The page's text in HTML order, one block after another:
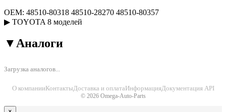
OEM: 48510-80318 48510-28270 48510-80357
▶ TOYOTA 8 моделей
▼ Аналоги
Загрузка аналогов...
О компанииКонтактыДоставка и оплатаИнформацияДокументация API
© 2026 Omega-Auto-Parts